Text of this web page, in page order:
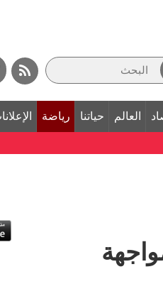
العالم حياتنا رياضة